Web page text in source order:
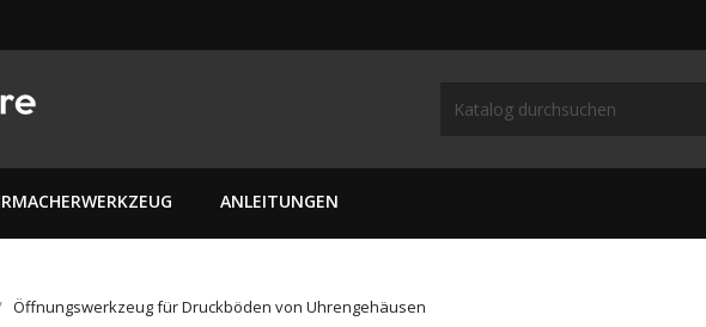
ANLEITUNGEN
Öffnungswerkzeug für Druckböden von Uhrengehäusen